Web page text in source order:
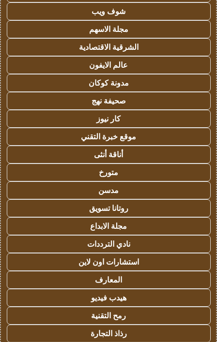
شوف ويب
مجلة الاسهم
الشرقية الاقتصادية
عالم الايفون
مدونة كوكان
صحيفة نهج
كار نيوز
موقع خبرة التقني
أناقة أنثى
متورخ
مدسن
روتانا تسويق
مجلة الابداع
نادي الترددات
استشارات اون لاين
المعارف
هيدب فيديو
رمح التقنية
رذاذ التجارة